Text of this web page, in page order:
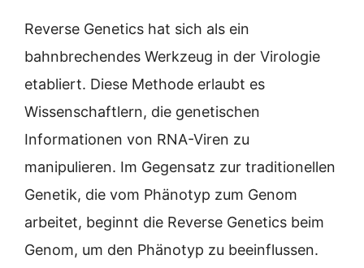
Reverse Genetics hat sich als ein
bahnbrechendes Werkzeug in der Virologie
etabliert. Diese Methode erlaubt es
Wissenschaftlern, die genetischen
Informationen von RNA-Viren zu
manipulieren. Im Gegensatz zur traditionellen
Genetik, die vom Phänotyp zum Genom
arbeitet, beginnt die Reverse Genetics beim
Genom, um den Phänotyp zu beeinflussen.